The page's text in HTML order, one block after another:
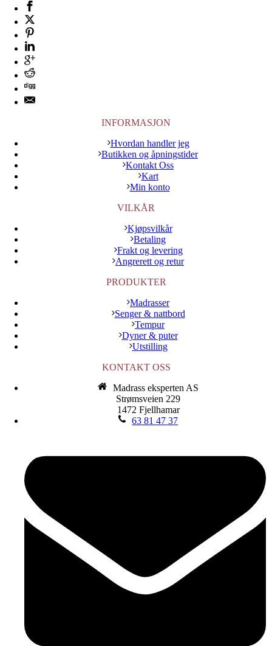
INFORMASJON
Hvordan handler jeg
Butikken og åpningstider
Kontakt Oss
Kart
Min konto
VILKÅR
Kjøpsvilkår
Betaling
Frakt og levering
Angrerett og retur
PRODUKTER
Madrasser
Senger & nattbord
Tempur
Dyner & puter
Utstilling
KONTAKT OSS
Madrass eksperten AS
Strømsveien 229
1472 Fjellhamar
63 81 47 37